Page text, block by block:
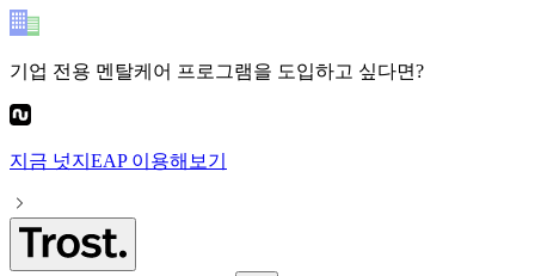
기업 전용 멘탈케어 프로그램을 도입하고 싶다면?
지금 넛지EAP이용해보기